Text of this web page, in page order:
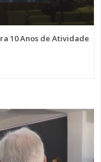
10 Anos de Atividade